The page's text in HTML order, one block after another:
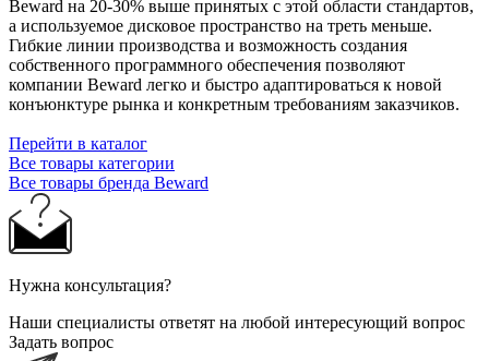
Beward на 20-30% выше принятых с этой области стандартов,
а используемое дисковое пространство на треть меньше.
Гибкие линии производства и возможность создания
собственного программного обеспечения позволяют
компании Beward легко и быстро адаптироваться к новой
конъюнктуре рынка и конкретным требованиям заказчиков.
Перейти в каталог
Все товары категории
Все товары бренда Beward
Нужна консультация?
Наши специалисты ответят на любой интересующий вопрос
Задать вопрос